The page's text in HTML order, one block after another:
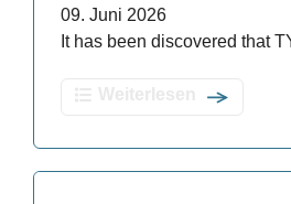
09. Juni 2026
It has been discovered that